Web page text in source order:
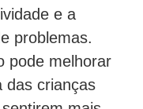
e a
problemas.
pode melhorar
das crianças